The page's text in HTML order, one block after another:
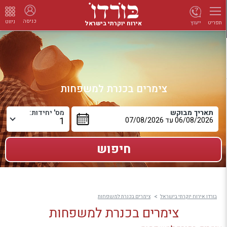
תפריט אירוח יוקרתי בישראל כניסה ניווט ייעוץ
צימרים בכנרת למשפחות
תאריך מבוקש מס' יחידות:
בורדו אירוח יוקרתי בישראל צימרים בכנרת למשפחות
צימרים בכנרת למשפחות